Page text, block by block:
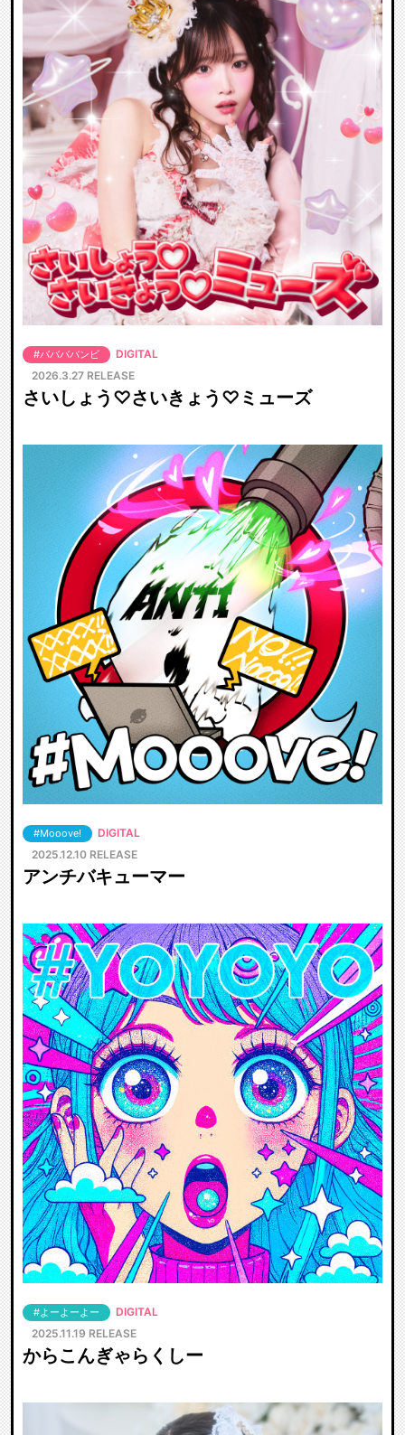
#ババババンビ
DIGITAL
2026.3.27 RELEASE
さいしょう♡さいきょう♡ミューズ
#Mooove!
DIGITAL
2025.12.10 RELEASE
アンチバキューマー
#よーよーよー
DIGITAL
2025.11.19 RELEASE
からこんぎゃらくしー